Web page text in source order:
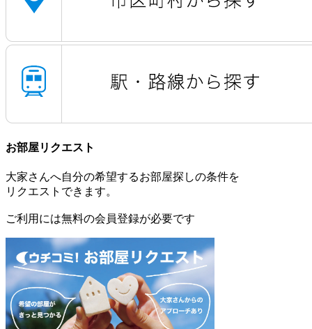
お部屋リクエスト
大家さんへ自分の希望するお部屋探しの条件を
リクエストできます。
ご利用には無料の会員登録が必要です